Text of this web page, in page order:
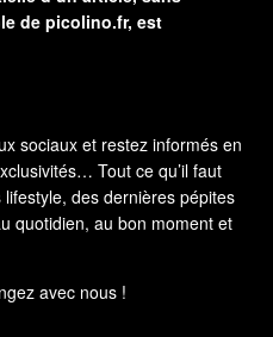
de picolino.fr, est
sociaux et restez informés en
Tout ce qu’il faut
des dernières pépites
quotidien, au bon moment et
avec nous !